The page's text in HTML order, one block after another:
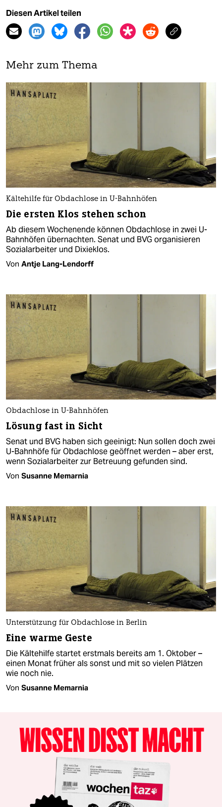
Diesen Artikel teilen
Mehr zum Thema
Kältehilfe für Obdachlose in U-Bahnhöfen
Die ersten Klos stehen schon
Ab diesem Wochenende können Obdachlose in zwei U-
Bahnhöfen übernachten. Senat und BVG organisieren
Sozialarbeiter und Dixieklos.
Von Antje Lang-Lendorff
Obdachlose in U-Bahnhöfen
Lösung fast in Sicht
Senat und BVG haben sich geeinigt: Nun sollen doch zwei
U-Bahnhöfe für Obdachlose geöffnet werden – aber erst,
wenn Sozialarbeiter zur Betreuung gefunden sind.
Von Susanne Memarnia
Unterstützung für Obdachlose in Berlin
Eine warme Geste
Die Kältehilfe startet erstmals bereits am 1. Oktober –
einen Monat früher als sonst und mit so vielen Plätzen
wie noch nie.
Von Susanne Memarnia